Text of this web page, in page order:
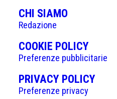
CHI SIAMO
Redazione
COOKIE POLICY(APRE
IN
UNA
NUOVA
Preferenze pubblicitarie
PRIVACY POLICY(APRE
Preferenze privacy